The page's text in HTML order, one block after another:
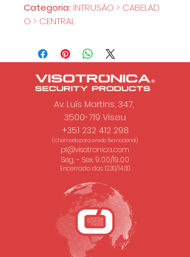
Categoria: INTRUSÃO > CABELAD
O > CENTRAL
Av. Luís Martins, 347,
3500-719 Viseu
+351 232 412 298
(Chamada para a rede fixa nacional.)
pt@visotronica.com
Seg. - Sex. 9.00/19.00
Encerrado das 12.30/14.30